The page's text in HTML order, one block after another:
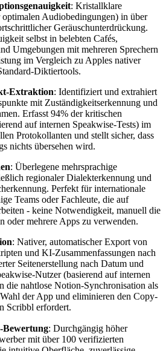
: Kristallklare
Audiobedingungen) in über
Geräuschunterdrückung.
selbst in belebten Cafés,
Umgebungen mit mehreren Sprechern
im Vergleich zu Apples nativer
Diktiertools.
Extraktion: Identifiziert und extrahiert
mit Zuständigkeitserkennung und
Erfasst 94% der kritischen
auf internen Speakwise-Tests) im
Protokollanten und stellt sicher, dass
nichts übersehen wird.
: Überlegene mehrsprachige
regionaler Dialekterkennung und
Perfekt für internationale
Teams oder Fachleute, die auf
- keine Notwendigkeit, manuell die
oder mehrere Apps zu verwenden.
: Nativer, automatischer Export von
und KI-Zusammenfassungen nach
Seitenerstellung nach Datum und
Nutzer (basierend auf internen
die nahtlose Notion-Synchronisation als
der App und eliminieren den Copy-
Scribbl erfordert.
: Durchgängig höher
mit über 100 verifizierten